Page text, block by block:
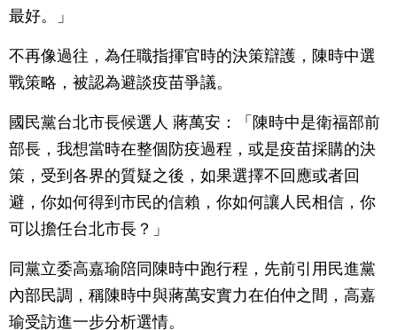
最好。」
不再像過往，為任職指揮官時的決策辯護，陳時中選
戰策略，被認為避談疫苗爭議。
國民黨台北市長候選人 蔣萬安：「陳時中是衛福部前
部長，我想當時在整個防疫過程，或是疫苗採購的決
策，受到各界的質疑之後，如果選擇不回應或者回
避，你如何得到市民的信賴，你如何讓人民相信，你
可以擔任台北市長？」
同黨立委高嘉瑜陪同陳時中跑行程，先前引用民進黨
內部民調，稱陳時中與蔣萬安實力在伯仲之間，高嘉
瑜受訪進一步分析選情。